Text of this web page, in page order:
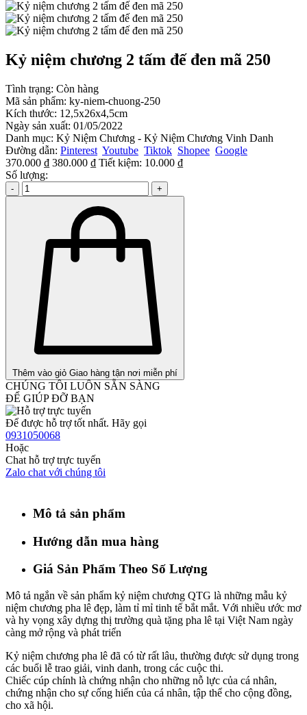
Kỷ niệm chương 2 tấm đế đen mã 250
Tình trạng: Còn hàng
Mã sản phẩm: ky-niem-chuong-250
Kích thước: 12,5x26x4,5cm
Ngày sản xuất: 01/05/2022
Danh mục: Kỷ Niệm Chương - Kỷ Niệm Chương Vinh Danh
Đường dẫn: Pinterest Youtube Tiktok Shopee Google
370.000 ₫ 380.000 ₫ Tiết kiệm: 10.000 ₫
Số lượng:
- +
Thêm vào giỏ Giao hàng tận nơi miễn phí
CHÚNG TÔI LUÔN SẴN SÀNG
ĐỂ GIÚP ĐỠ BẠN
Để được hỗ trợ tốt nhất. Hãy gọi
0931050068
Hoặc
Chat hỗ trợ trực tuyến
Zalo chat với chúng tôi
Mô tả sản phẩm
Hướng dẫn mua hàng
Giá Sản Phẩm Theo Số Lượng
Mô tả ngắn về sản phẩm kỷ niệm chương QTG là những mẫu kỷ
niệm chương pha lê đẹp, làm tỉ mỉ tinh tế bắt mắt. Với nhiều ước mơ
và hy vọng xây dựng thị trường quà tặng pha lê tại Việt Nam ngày
càng mở rộng và phát triển
Kỷ niệm chương pha lê đã có từ rất lâu, thường được sử dụng trong
các buổi lễ trao giải, vinh danh, trong các cuộc thi.
Chiếc cúp chính là chứng nhận cho những nỗ lực của cá nhân,
chứng nhận cho sự cống hiến của cá nhân, tập thể cho cộng đồng,
cho xã hội.